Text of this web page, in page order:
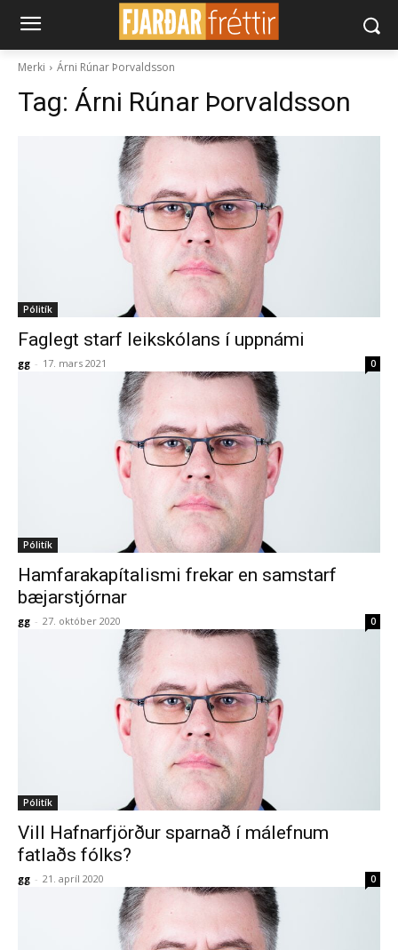
Merki Árni Rúnar Þorvaldsson
Tag: Árni Rúnar Þorvaldsson
Pólitík
Faglegt starf leikskólans í uppnámi
gg - 17. mars 2021 0
Pólitík
Hamfarakapítalismi frekar en samstarf
bæjarstjórnar
gg - 27. október 2020 0
Pólitík
Vill Hafnarfjörður sparnað í málefnum
fatlaðs fólks?
gg - 21. apríl 2020 0